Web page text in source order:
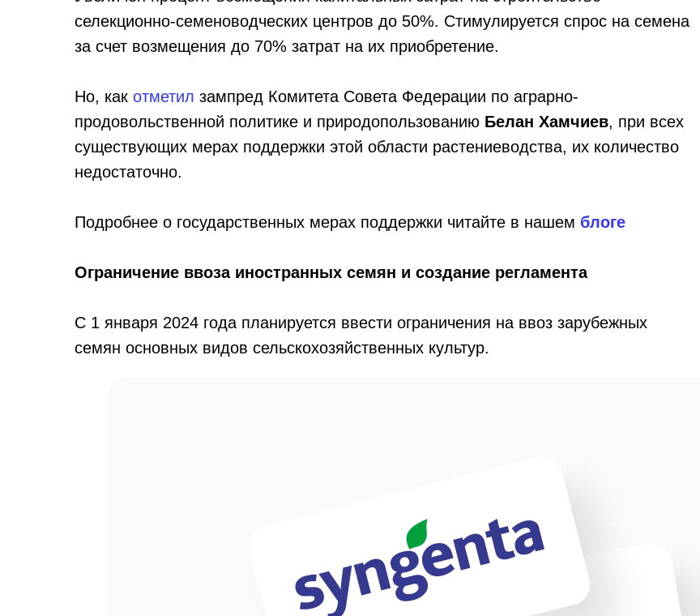
селекционно-семеноводческих центров до 50%. Стимулируется спрос на семена
за счет возмещения до 70% затрат на их приобретение.
Но, как отметил зампред Комитета Совета Федерации по аграрно-
продовольственной политике и природопользованию Белан Хамчиев, при всех
существующих мерах поддержки этой области растениеводства, их количество
недостаточно.
Подробнее о государственных мерах поддержки читайте в нашем блоге
Ограничение ввоза иностранных семян и создание регламента
С 1 января 2024 года планируется ввести ограничения на ввоз зарубежных
семян основных видов сельскохозяйственных культур.